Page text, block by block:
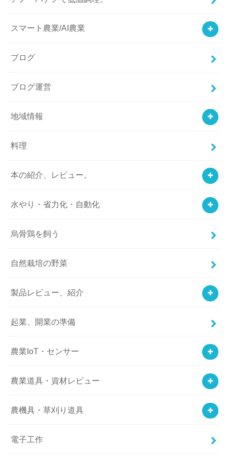
スマート農業/AI農業
ブログ
ブログ運営
地域情報
料理
本の紹介、レビュー。
水やり・省力化・自動化
烏骨鶏を飼う
自然栽培の野菜
製品レビュー、紹介
起業、開業の準備
農業IoT・センサー
農業道具・資材レビュー
農機具・草刈り道具
電子工作